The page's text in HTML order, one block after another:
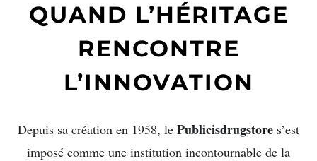
QUAND L’HÉRITAGE
RENCONTRE
L’INNOVATION
Depuis sa création en 1958, le Publicisdrugstore s’est
imposé comme une institution incontournable de la